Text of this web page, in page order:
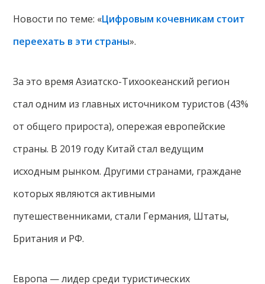
Новости по теме: «Цифровым кочевникам стоит
переехать в эти страны».
За это время Азиатско-Тихоокеанский регион
стал одним из главных источником туристов (43%
от общего прироста), опережая европейские
страны. В 2019 году Китай стал ведущим
исходным рынком. Другими странами, граждане
которых являются активными
путешественниками, стали Германия, Штаты,
Британия и РФ.
Европа — лидер среди туристических